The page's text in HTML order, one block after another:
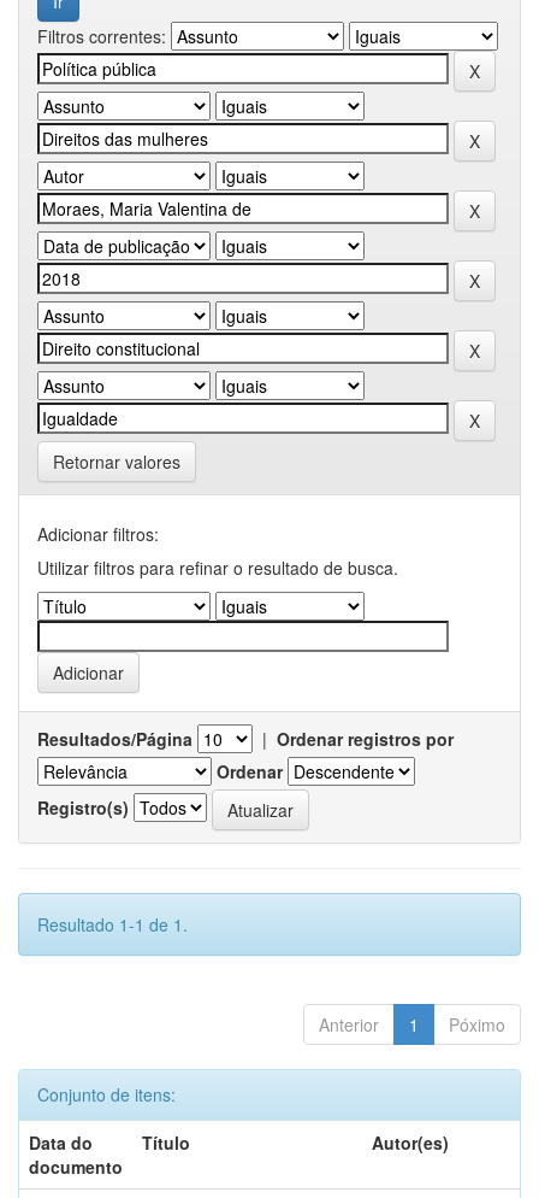
Filtros correntes:
Retornar valores
Adicionar filtros:
Utilizar filtros para refinar o resultado de busca.
Resultados/Página | Ordenar registros por
Ordenar
Registro(s)
Resultado 1-1 de 1.
Anterior 1 Póximo
Conjunto de itens:
Data do
documento
Título Autor(es)